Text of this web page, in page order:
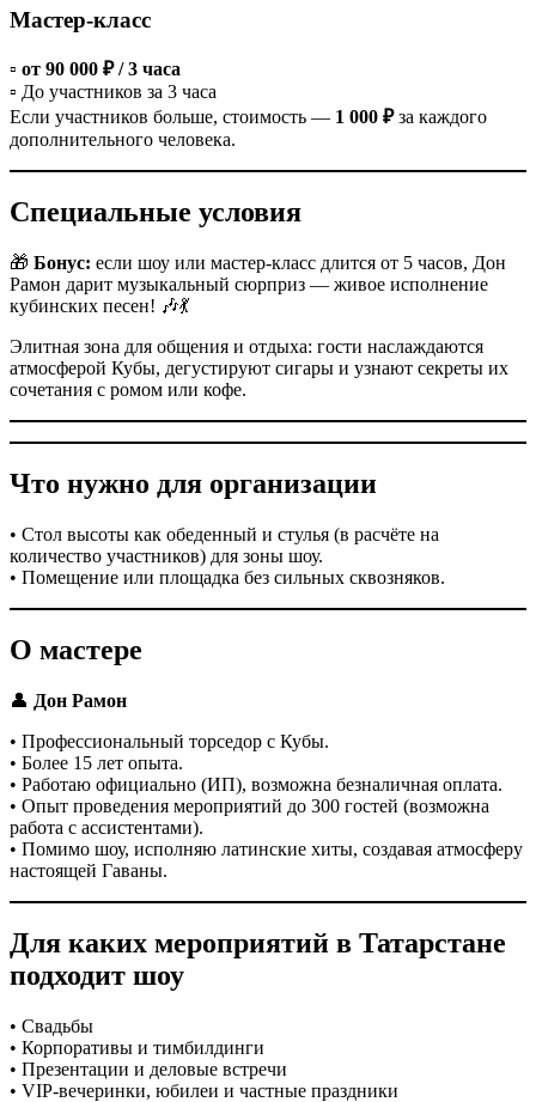
Мастер-класс
▫️ от 90 000 ₽ / 3 часа
▫️ До участников за 3 часа
Если участников больше, стоимость — 1 000 ₽за каждого
дополнительного человека.
Специальные условия
🎁 Бонус: если шоу или мастер-класс длится от 5 часов, Дон
Рамон дарит музыкальный сюрприз — живое исполнение
кубинских песен! 🎶💃
Элитная зона для общения и отдыха: гости наслаждаются
атмосферой Кубы, дегустируют сигары и узнают секреты их
сочетания с ромом или кофе.
Что нужно для организации
• Стол высоты как обеденный и стулья (в расчёте на
количество участников) для зоны шоу.
• Помещение или площадка без сильных сквозняков.
О мастере
👤 Дон Рамон
• Профессиональный торседор с Кубы.
• Более 15 лет опыта.
• Работаю официально (ИП), возможна безналичная оплата.
• Опыт проведения мероприятий до 300 гостей (возможна
работа с ассистентами).
• Помимо шоу, исполняю латинские хиты, создавая атмосферу
настоящей Гаваны.
Для каких мероприятий в Татарстане
подходит шоу
• Свадьбы
• Корпоративы и тимбилдинги
• Презентации и деловые встречи
• VIP-вечеринки, юбилеи и частные праздники